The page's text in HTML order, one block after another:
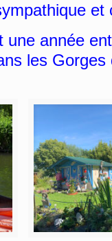
année
les Gorges